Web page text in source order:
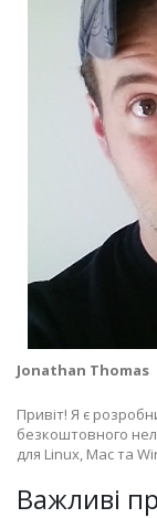
Jonathan Thomas
Привіт! Я є
безкоштовного
для Linux, Mac та
Важливі